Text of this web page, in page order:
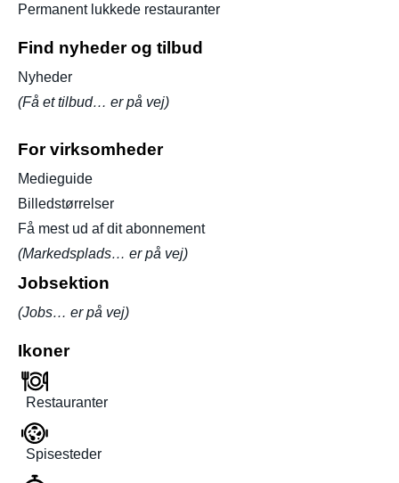
Permanent lukkede restauranter
Find nyheder og tilbud
Nyheder
(Få et tilbud… er på vej)
For virksomheder
Medieguide
Billedstørrelser
Få mest ud af dit abonnement
(Markedsplads… er på vej)
Jobsektion
(Jobs… er på vej)
Ikoner
Restauranter
Spisesteder